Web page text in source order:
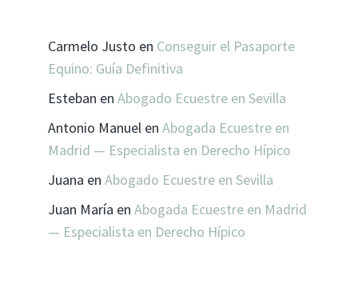
Carmelo Justo en Conseguir el Pasaporte
Equino: Guía Definitiva
Esteban en Abogado Ecuestre en Sevilla
Antonio Manuel en Abogada Ecuestre en
Madrid — Especialista en Derecho Hípico
Juana en Abogado Ecuestre en Sevilla
Juan María en Abogada Ecuestre en Madrid
— Especialista en Derecho Hípico